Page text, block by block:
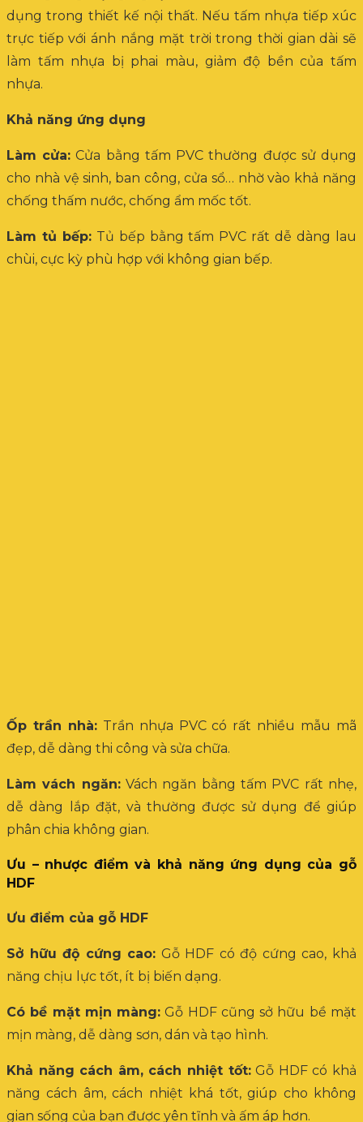
dụng trong thiết kế nội thất. Nếu tấm nhựa tiếp xúc
trực tiếp với ánh nắng mặt trời trong thời gian dài sẽ
làm tấm nhựa bị phai màu, giảm độ bền của tấm
nhựa.
Khả năng ứng dụng
Làm cửa: Cửa bằng tấm PVC thường được sử dụng
cho nhà vệ sinh, ban công, cửa sổ… nhờ vào khả năng
chống thấm nước, chống ẩm mốc tốt.
Làm tủ bếp:Tủ bếp bằng tấm PVC rất dễ dàng lau
chùi, cực kỳ phù hợp với không gian bếp.
Ốp trần nhà:Trần nhựa PVC có rất nhiều mẫu mã
đẹp, dễ dàng thi công và sửa chữa.
Làm vách ngăn:Vách ngăn bằng tấm PVC rất nhẹ,
dễ dàng lắp đặt, và thường được sử dụng để giúp
phân chia không gian.
Ưu – nhược điểm và khả năng ứng dụng của gỗ
HDF
Ưu điểm của gỗ HDF
Sở hữu độ cứng cao: Gỗ HDF có độ cứng cao, khả
năng chịu lực tốt, ít bị biến dạng.
Có bề mặt mịn màng: Gỗ HDF cũng sở hữu bề mặt
mịn màng, dễ dàng sơn, dán và tạo hình.
Khả năng cách âm, cách nhiệt tốt:Gỗ HDF có khả
năng cách âm, cách nhiệt khá tốt, giúp cho không
gian sống của bạn được yên tĩnh và ấm áp hơn.